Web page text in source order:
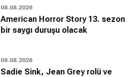
08.08.2026
American Horror Story 13. sezon
bir saygı duruşu olacak
08.08.2026
Sadie Sink, Jean Grey rolü ve